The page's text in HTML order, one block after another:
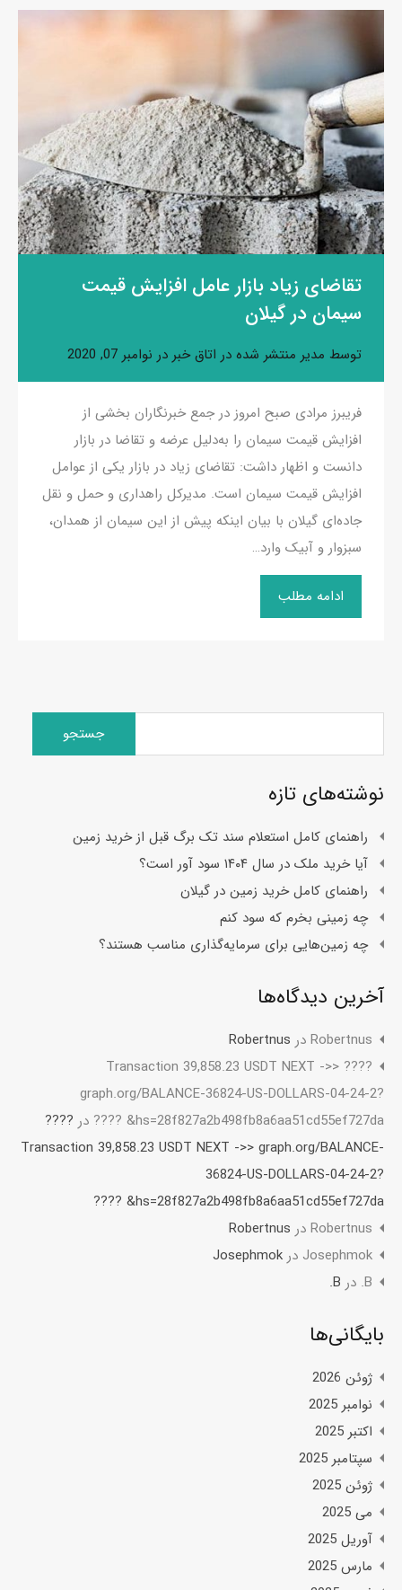
تقاضای زیاد بازار عامل افزایش قیمت
سیمان در گیلان
توسط مدیر منتشر شده در اتاق خبر در نوامبر 07, 2020
فریبرز مرادی صبح امروز در جمع خبرنگاران بخشی از
افزایش قیمت سیمان را به‌دلیل عرضه و تقاضا در بازار
دانست و اظهار داشت: تقاضای زیاد در بازار یکی از عوامل
افزایش قیمت سیمان است. مدیرکل راهداری و حمل و نقل
جاده‌ای گیلان با بیان اینکه پیش از این سیمان از همدان،
سبزوار و آبیک وارد…
ادامه مطلب
جستجو
نوشته‌های تازه
راهنمای کامل استعلام سند تک برگ قبل از خرید زمین
آیا خرید ملک در سال ۱۴۰۴ سود آور است؟
راهنمای کامل خرید زمین در گیلان
چه زمینی بخرم که سود کنم
چه زمین‌هایی برای سرمایه‌گذاری مناسب هستند؟
آخرین دیدگاه‌ها
Robertnus در Robertnus
???? Transaction 39,858.23 USDT NEXT ->>
graph.org/BALANCE-36824-US-DOLLARS-04-24-2?
hs=28f827a2b498fb8a6aa51cd55ef727da& ????
در ????
Transaction 39,858.23 USDT NEXT ->> graph.org/BALANCE-
36824-US-DOLLARS-04-24-2?
hs=28f827a2b498fb8a6aa51cd55ef727da& ????
Robertnus در Robertnus
Josephmok در Josephmok
B. در B.
بایگانی‌ها
ژوئن 2026
نوامبر 2025
اکتبر 2025
سپتامبر 2025
ژوئن 2025
می 2025
آوریل 2025
مارس 2025